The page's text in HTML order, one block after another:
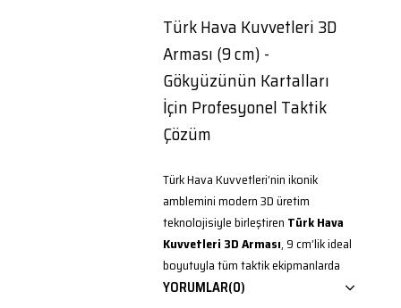
Türk Hava Kuvvetleri 3D
Arması (9 cm) -
Gökyüzünün Kartalları
İçin Profesyonel Taktik
Çözüm
Türk Hava Kuvvetleri’nin ikonik
amblemini modern 3D üretim
teknolojisiyle birleştiren Türk Hava
Kuvvetleri 3D Arması, 9 cm’lik ideal
boyutuyla tüm taktik ekipmanlarda
görünürlüğü artırır.
YORUMLAR(0)